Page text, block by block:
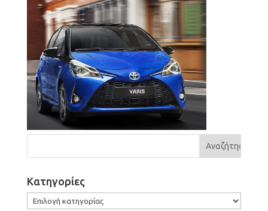
Kατηγορίες
Kατηγορίες